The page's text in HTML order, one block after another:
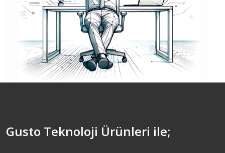
Gusto Teknoloji Ürünleri ile;